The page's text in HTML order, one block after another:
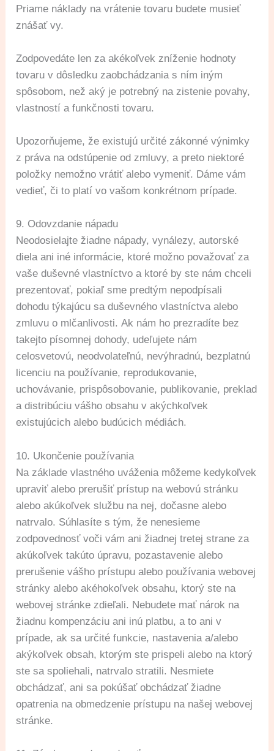
Priame náklady na vrátenie tovaru budete musieť
znášať vy.
Zodpovedáte len za akékoľvek zníženie hodnoty
tovaru v dôsledku zaobchádzania s ním iným
spôsobom, než aký je potrebný na zistenie povahy,
vlastností a funkčnosti tovaru.
Upozorňujeme, že existujú určité zákonné výnimky
z práva na odstúpenie od zmluvy, a preto niektoré
položky nemožno vrátiť alebo vymeniť. Dáme vám
vedieť, či to platí vo vašom konkrétnom prípade.
9. Odovzdanie nápadu
Neodosielajte žiadne nápady, vynálezy, autorské
diela ani iné informácie, ktoré možno považovať za
vaše duševné vlastníctvo a ktoré by ste nám chceli
prezentovať, pokiaľ sme predtým nepodpísali
dohodu týkajúcu sa duševného vlastníctva alebo
zmluvu o mlčanlivosti. Ak nám ho prezradíte bez
takejto písomnej dohody, udeľujete nám
celosvetovú, neodvolateľnú, nevýhradnú, bezplatnú
licenciu na používanie, reprodukovanie,
uchovávanie, prispôsobovanie, publikovanie, preklad
a distribúciu vášho obsahu v akýchkoľvek
existujúcich alebo budúcich médiách.
10. Ukončenie používania
Na základe vlastného uváženia môžeme kedykoľvek
upraviť alebo prerušiť prístup na webovú stránku
alebo akúkoľvek službu na nej, dočasne alebo
natrvalo. Súhlasíte s tým, že nenesieme
zodpovednosť voči vám ani žiadnej tretej strane za
akúkoľvek takúto úpravu, pozastavenie alebo
prerušenie vášho prístupu alebo používania webovej
stránky alebo akéhokoľvek obsahu, ktorý ste na
webovej stránke zdieľali. Nebudete mať nárok na
žiadnu kompenzáciu ani inú platbu, a to ani v
prípade, ak sa určité funkcie, nastavenia a/alebo
akýkoľvek obsah, ktorým ste prispeli alebo na ktorý
ste sa spoliehali, natrvalo stratili. Nesmiete
obchádzať, ani sa pokúšať obchádzať žiadne
opatrenia na obmedzenie prístupu na našej webovej
stránke.